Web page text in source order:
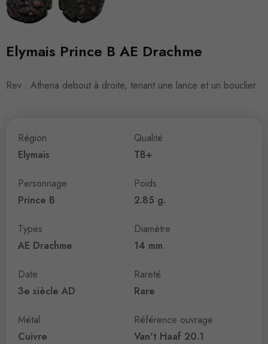
Elymais Prince B AE Drachme
Rev : Athena debout à droite, tenant une lance et un bouclier.
Région
Elymais
Personnage
Prince B
Types
AE Drachme
Date
3e siècle AD
Métal
Cuivre
Qualité
TB+
Poids
2.85 g.
Diamètre
14 mm
Rareté
Rare
Référence ouvrage
Van't Haaf 20.1